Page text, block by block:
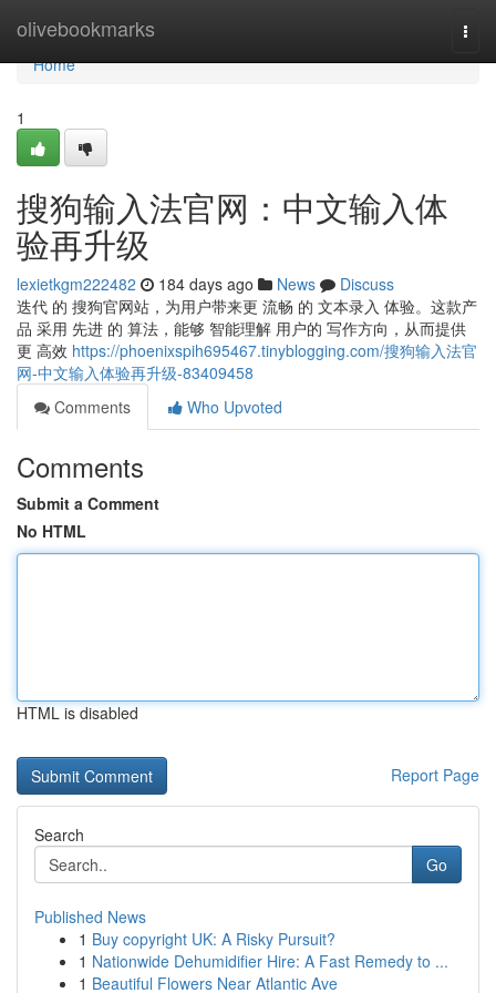
olivebookmarks
Home
Home
1
搜狗输入法官网：中文输入体
验再升级
lexietkgm222482 184 days ago News
Discuss
迭代 的 搜狗官网站，为用户带来更 流畅 的 文本录入 体验。这款产
品 采用 先进 的 算法，能够 智能理解 用户的 写作方向，从而提供
更 高效 https://phoenixspih695467.tinyblogging.com/搜狗输入法官
网-中文输入体验再升级-83409458
Comments
Who Upvoted
Comments
Submit a Comment
No HTML
HTML is disabled
Report Page
Search
Go
Published News
1 Buy copyright UK: A Risky Pursuit?
1 Nationwide Dehumidifier Hire: A Fast Remedy to ...
1 Beautiful Flowers Near Atlantic Ave